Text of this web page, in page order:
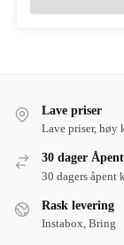
Lave priser
Lave priser, høy
30 dager
30 dagers
Rask levering
Instabox, Bring